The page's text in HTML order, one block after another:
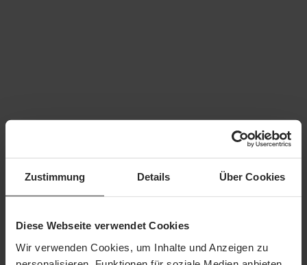
Zustimmung Details Über Cookies
Diese Webseite verwendet Cookies
Wir verwenden Cookies, um Inhalte und Anzeigen zu
bei der Montage und bei der Lagerung von Hol…